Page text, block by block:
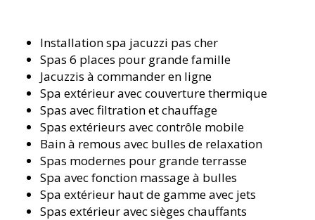
Installation spa jacuzzi pas cher
Spas 6 places pour grande famille
Jacuzzis à commander en ligne
Spa extérieur avec couverture thermique
Spas avec filtration et chauffage
Spas extérieurs avec contrôle mobile
Bain à remous avec bulles de relaxation
Spas modernes pour grande terrasse
Spa avec fonction massage à bulles
Spa extérieur haut de gamme avec jets
Spas extérieur avec sièges chauffants